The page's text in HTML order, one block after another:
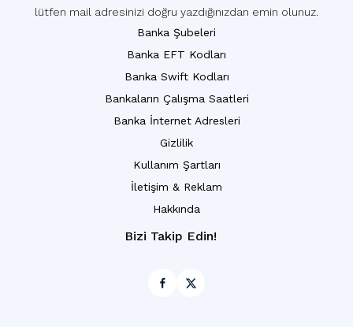
lütfen mail adresinizi doğru yazdığınızdan emin olunuz.
Banka Şubeleri
Banka EFT Kodları
Banka Swift Kodları
Bankaların Çalışma Saatleri
Banka İnternet Adresleri
Gizlilik
Kullanım Şartları
İletişim & Reklam
Hakkında
Bizi Takip Edin!